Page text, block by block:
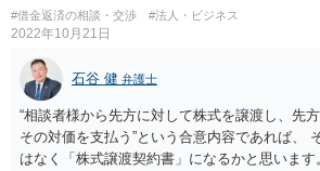
#借金返済の相談・交渉 #法人・ビジネス
2022年10月21日
石谷 健 弁護士
“相談者様から先方に対して株式を譲渡し、先
その対価を支払う”という合意内容であれば、
はなく「株式譲渡契約書」になるかと思いま